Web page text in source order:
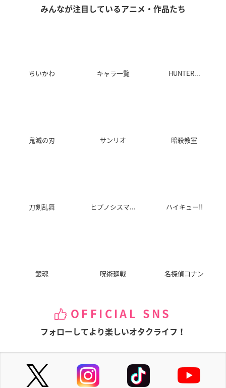
みんなが注目しているアニメ・作品たち
ちいかわ キャラ一覧 HUNTER...
鬼滅の刃 サンリオ 暗殺教室
刀剣乱舞 ヒプノシスマ... ハイキュー!!
銀魂 呪術廻戦 名探偵コナン
OFFICIAL SNS
フォローしてより楽しいオタクライフ！